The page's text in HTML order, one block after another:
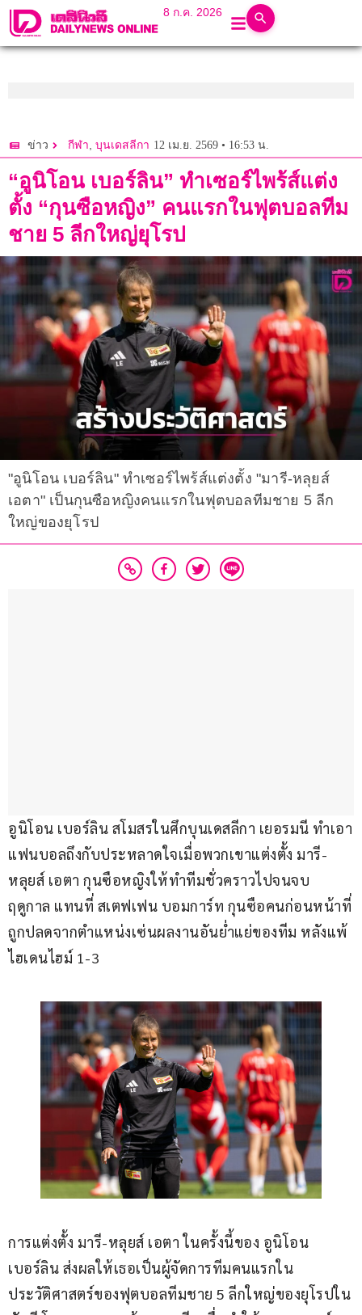
8 ก.ค. 2026
ข่าว กีฬา, บุนเดสลีกา 12 เม.ย. 2569 • 16:53 น.
“อูนิโอน เบอร์ลิน” ทำเซอร์ไพร้ส์แต่ง
ตั้ง “กุนซือหญิง” คนแรกในฟุตบอลทีม
ชาย 5 ลีกใหญ่ยุโรป
"อูนิโอน เบอร์ลิน" ทำเซอร์ไพร้ส์แต่งตั้ง "มารี-หลุยส์
เอตา" เป็นกุนซือหญิงคนแรกในฟุตบอลทีมชาย 5 ลีก
ใหญ่ของยุโรป
อูนิโอน เบอร์ลิน สโมสรในศึกบุนเดสลีกา เยอรมนี ทำเอา
แฟนบอลถึงกับประหลาดใจเมื่อพวกเขาแต่งตั้ง มารี-
หลุยส์ เอตา กุนซือหญิงให้ทำทีมชั่วคราวไปจนจบ
ฤดูกาล แทนที่ สเตฟเฟน บอมการ์ท กุนซือคนก่อนหน้าที่
ถูกปลดจากตำแหน่งเซ่นผลงานอันย่ำแย่ของทีม หลังแพ้
ไฮเดนไฮม์ 1-3
การแต่งตั้ง มารี-หลุยส์ เอตา ในครั้งนี้ของ อูนิโอน
เบอร์ลิน ส่งผลให้เธอเป็นผู้จัดการทีมคนแรกใน
ประวัติศาสตร์ของฟุตบอลทีมชาย 5 ลีกใหญ่ของยุโรปใน